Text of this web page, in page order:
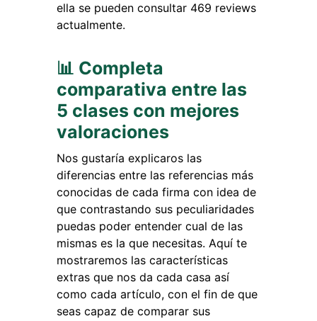
ella se pueden consultar 469 reviews
actualmente.
📊 Completa
comparativa entre las
5 clases con mejores
valoraciones
Nos gustaría explicaros las
diferencias entre las referencias más
conocidas de cada firma con idea de
que contrastando sus peculiaridades
puedas poder entender cual de las
mismas es la que necesitas. Aquí te
mostraremos las características
extras que nos da cada casa así
como cada artículo, con el fin de que
seas capaz de comparar sus